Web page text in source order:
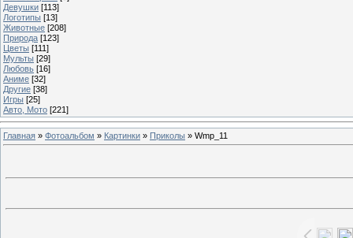
Девушки [113]
Логотипы [13]
Животные [208]
Природа [123]
Цветы [111]
Мульты [29]
Любовь [16]
Аниме [32]
Другие [38]
Игры [25]
Авто, Мото [221]
Главная » Фотоальбом » Картинки » Приколы » Wmp_11